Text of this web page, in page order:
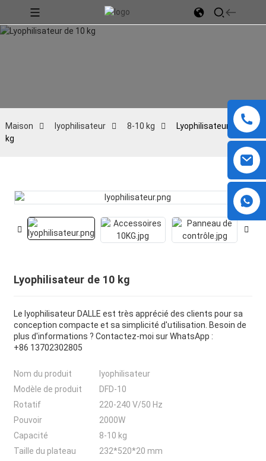
Maison lyophilisateur 8-10 kg
Lyophilisateur de 10
kg
Lyophilisateur de 10 kg
Le lyophilisateur DALLE est très apprécié des clients pour sa
conception compacte et sa simplicité d'utilisation. Besoin de
plus d'informations ? Contactez-moi sur WhatsApp :
+86 13702302805
Nom du produit
lyophilisateur
Modèle de produit
DFD-10
Rotatif
220-240 V/50 Hz
Pouvoir
2000W
Capacité
8-10 kg
Taille du plateau
232*520*20 mm